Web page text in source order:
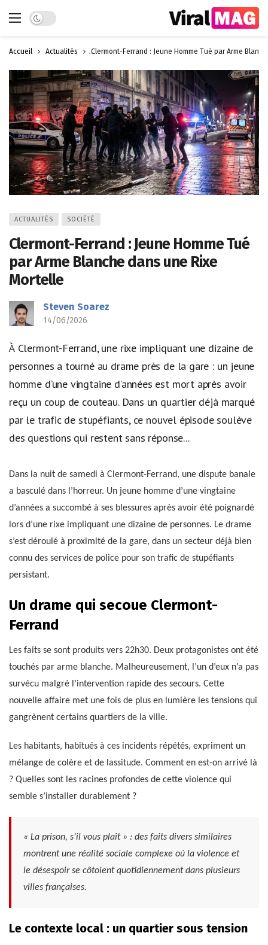
Dark mode
Accueil Actualités Clermont-Ferrand : Jeune Homme Tué par Arme
ACTUALITÉS SOCIÉTÉ
Clermont-Ferrand : Jeune Homme Tué
par Arme Blanche dans une Rixe
Mortelle
Steven Soarez
14/06/2026
À Clermont-Ferrand, une rixe impliquant une dizaine de
personnes a tourné au drame près de la gare : un jeune
homme d’une vingtaine d’années est mort après avoir
reçu un coup de couteau. Dans un quartier déjà marqué
par le trafic de stupéfiants, ce nouvel épisode soulève
des questions qui restent sans réponse...
Dans la nuit de samedi à Clermont-Ferrand, une dispute banale
a basculé dans l’horreur. Un jeune homme d’une vingtaine
d’années a succombé à ses blessures après avoir été poignardé
lors d’une rixe impliquant une dizaine de personnes. Le drame
s’est déroulé à proximité de la gare, dans un secteur déjà bien
connu des services de police pour son trafic de stupéfiants
persistant.
Un drame qui secoue Clermont-
Ferrand
Les faits se sont produits vers 22h30. Deux protagonistes ont été
touchés par arme blanche. Malheureusement, l’un d’eux n’a pas
survécu malgré l’intervention rapide des secours. Cette
nouvelle affaire met une fois de plus en lumière les tensions qui
gangrènent certains quartiers de la ville.
Les habitants, habitués à ces incidents répétés, expriment un
mélange de colère et de lassitude. Comment en est-on arrivé là
? Quelles sont les racines profondes de cette violence qui
semble s’installer durablement ?
« La prison, s’il vous plaît » : des faits divers similaires
montrent une réalité sociale complexe où la violence et
le désespoir se côtoient quotidiennement dans plusieurs
villes françaises.
Le contexte local : un quartier sous tension